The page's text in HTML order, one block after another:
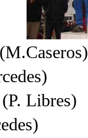
Libres)